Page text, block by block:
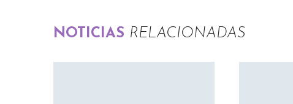
NOTICIAS RELACIONADAS